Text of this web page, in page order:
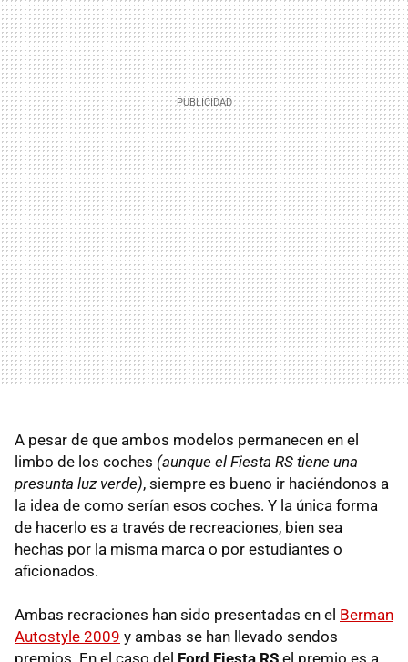
A pesar de que ambos modelos permanecen en el
limbo de los coches (aunque el Fiesta RS tiene una
presunta luz verde), siempre es bueno ir haciéndonos a
la idea de como serían esos coches. Y la única forma
de hacerlo es a través de recreaciones, bien sea
hechas por la misma marca o por estudiantes o
aficionados.
Ambas recraciones han sido presentadas en el Berman
Autostyle 2009 y ambas se han llevado sendos
premios. En el caso del Ford Fiesta RS el premio es a